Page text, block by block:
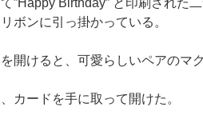
”Happy Birthday” と印刷された
ボンに引っ掛かっている。
開けると、可愛らしいペアのマ
カードを手に取って開けた。